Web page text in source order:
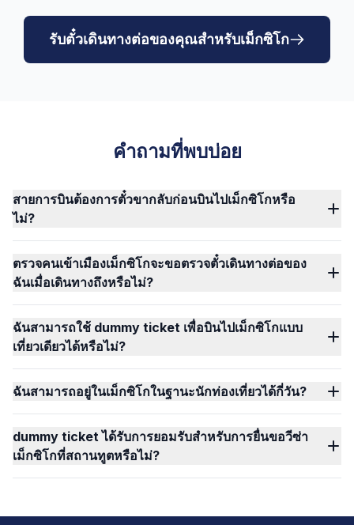
รับตั๋วเดินทางต่อของคุณสำหรับเม็กซิโก
คำถามที่พบบ่อย
สายการบินต้องการตั๋วขากลับก่อนบินไปเม็กซิโกหรือ
ไม่?
ตรวจคนเข้าเมืองเม็กซิโกจะขอตรวจตั๋วเดินทางต่อของ
ฉันเมื่อเดินทางถึงหรือไม่?
ฉันสามารถใช้ dummy ticket เพื่อบินไปเม็กซิโกแบบ
เที่ยวเดียวได้หรือไม่?
ฉันสามารถอยู่ในเม็กซิโกในฐานะนักท่องเที่ยวได้กี่วัน?
dummy ticket ได้รับการยอมรับสำหรับการยื่นขอวีซ่า
เม็กซิโกที่สถานทูตหรือไม่?